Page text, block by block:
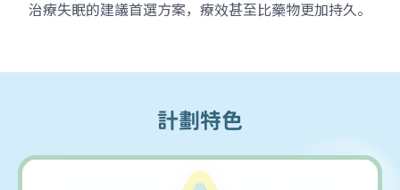
治療失眠的建議首選方案，療效甚至比藥物更加持久。
計劃特色